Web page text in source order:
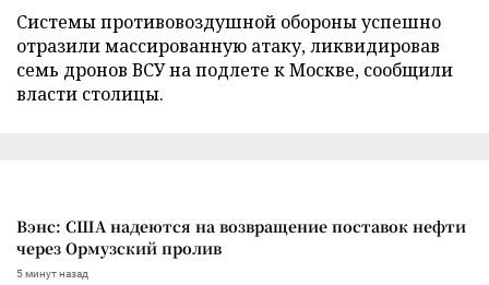
Cистемы противовоздушной обороны успешно
отразили массированную атаку, ликвидировав
семь дронов ВСУ на подлете к Москве, сообщили
власти столицы.
Вэнс: США надеются на возвращение поставок нефти
через Ормузский пролив
5 минут назад